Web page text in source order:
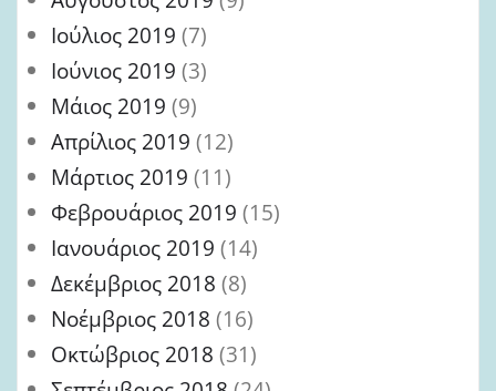
Ιούλιος 2019 (7)
Ιούνιος 2019 (3)
Μάιος 2019 (9)
Απρίλιος 2019 (12)
Μάρτιος 2019 (11)
Φεβρουάριος 2019 (15)
Ιανουάριος 2019 (14)
Δεκέμβριος 2018 (8)
Νοέμβριος 2018 (16)
Οκτώβριος 2018 (31)